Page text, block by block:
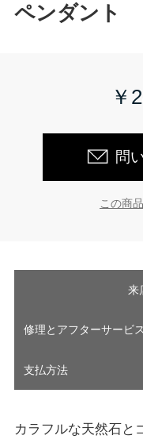
ペンダント
￥
問
この商
来
修理とアフターサービス
支払方法
カラフルな天然石と